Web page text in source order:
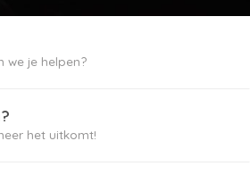
we je helpen?
het uitkomt!